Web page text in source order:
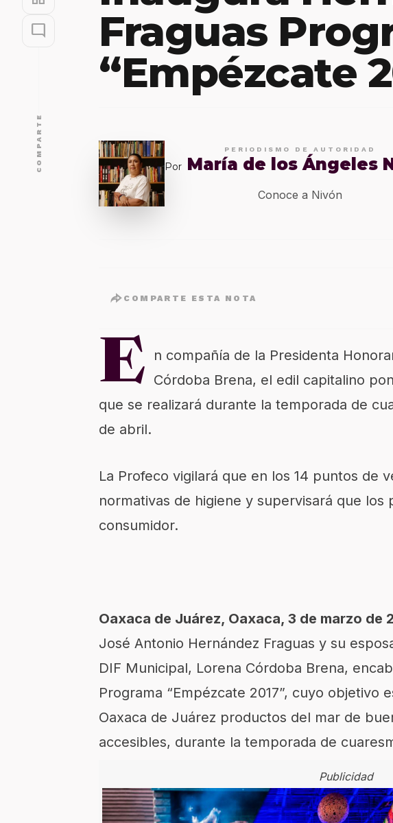
mode_comment
COMPARTE
Fraguas
“Empézcate
PERIODISMO DE AUTORIDAD
Por María de los Ángeles
Conoce a Nivón
COMPARTE ESTA NOTA
E
n compañía de la Presidenta
Córdoba Brena, el edil capitalino
que se realizará durante la temporada de
de abril.
La Profeco vigilará que en los 14 puntos de
normativas de higiene y supervisará que los
consumidor.
Oaxaca de Juárez, Oaxaca, 3 de marzo de
José Antonio Hernández Fraguas y su
DIF Municipal, Lorena Córdoba Brena,
Programa “Empézcate 2017”, cuyo objetivo
Oaxaca de Juárez productos del mar de
accesibles, durante la temporada de
Publicidad